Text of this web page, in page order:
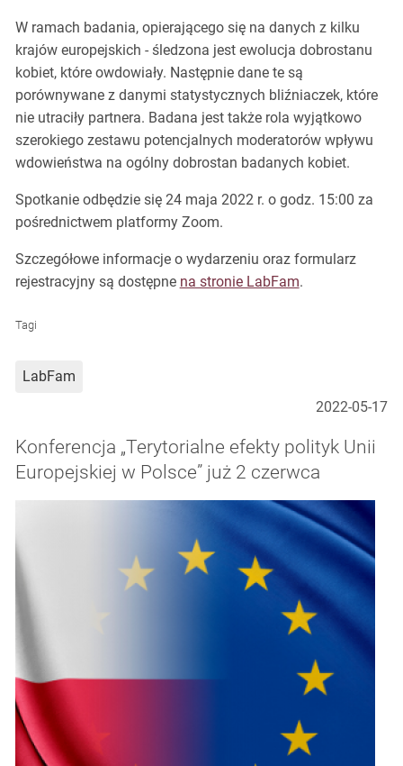
W ramach badania, opierającego się na danych z kilku
krajów europejskich - śledzona jest ewolucja dobrostanu
kobiet, które owdowiały. Następnie dane te są
porównywane z danymi statystycznych bliźniaczek, które
nie utraciły partnera. Badana jest także rola wyjątkowo
szerokiego zestawu potencjalnych moderatorów wpływu
wdowieństwa na ogólny dobrostan badanych kobiet.
Spotkanie odbędzie się 24 maja 2022 r. o godz. 15:00 za
pośrednictwem platformy Zoom.
Szczegółowe informacje o wydarzeniu oraz formularz
rejestracyjny są dostępne na stronie LabFam.
Tagi
LabFam
2022-05-17
Konferencja „Terytorialne efekty polityk Unii
Europejskiej w Polsce” już 2 czerwca